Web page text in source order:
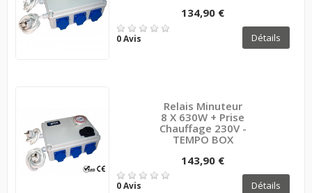
134,90 €
0 Avis Détails
Relais Minuteur
8 X 630W + Prise
Chauffage 230V -
TEMPO BOX
143,90 €
0 Avis Détails